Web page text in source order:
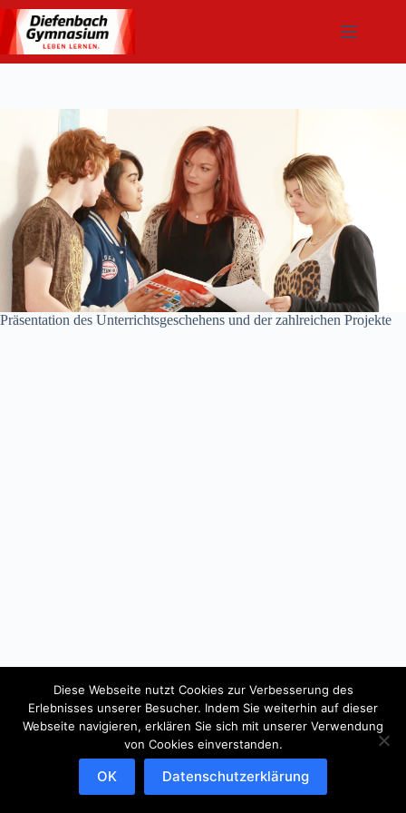
Zum
Inhalt
springen
Präsentation des Unterrichtsgeschehens und der zahlreichen Projekte
Diese Webseite nutzt Cookies zur Verbesserung des
Erlebnisses unserer Besucher. Indem Sie weiterhin auf dieser
Webseite navigieren, erklären Sie sich mit unserer Verwendung
von Cookies einverstanden.
OK Datenschutzerklärung